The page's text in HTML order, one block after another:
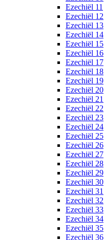
Ezechiël 11
Ezechiël 12
Ezechiël 13
Ezechiël 14
Ezechiël 15
Ezechiël 16
Ezechiël 17
Ezechiël 18
Ezechiël 19
Ezechiël 20
Ezechiël 21
Ezechiël 22
Ezechiël 23
Ezechiël 24
Ezechiël 25
Ezechiël 26
Ezechiël 27
Ezechiël 28
Ezechiël 29
Ezechiël 30
Ezechiël 31
Ezechiël 32
Ezechiël 33
Ezechiël 34
Ezechiël 35
Ezechiël 36